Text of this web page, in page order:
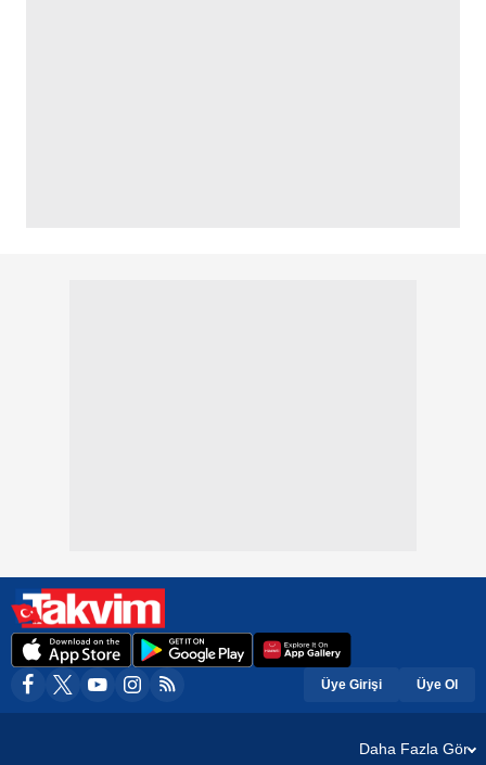
Üye Girişi Üye Ol
Daha Fazla Gör